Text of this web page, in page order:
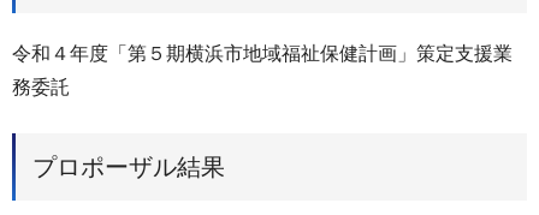
令和４年度「第５期横浜市地域福祉保健計画」策定支援業
務委託
プロポーザル結果